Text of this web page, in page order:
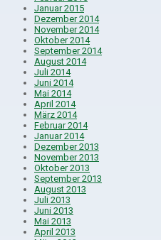
Januar 2015
Dezember 2014
November 2014
Oktober 2014
September 2014
August 2014
Juli 2014
Juni 2014
Mai 2014
April 2014
März 2014
Februar 2014
Januar 2014
Dezember 2013
November 2013
Oktober 2013
September 2013
August 2013
Juli 2013
Juni 2013
Mai 2013
April 2013